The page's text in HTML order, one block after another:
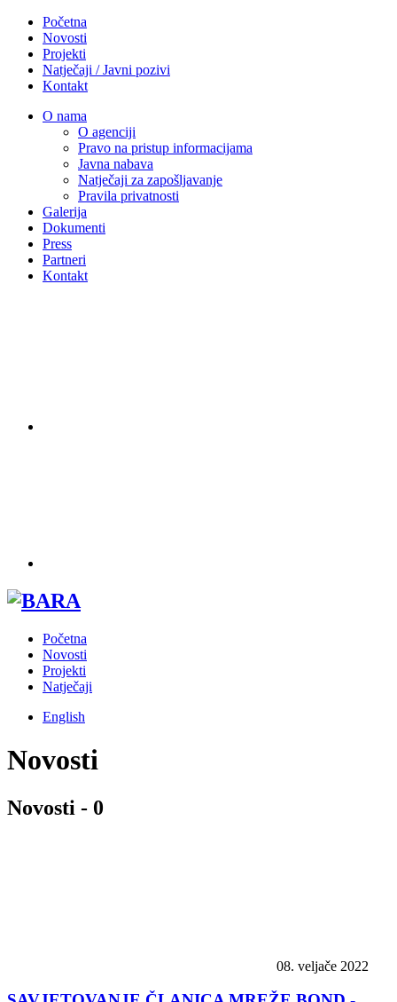
Početna
Novosti
Projekti
Natječaji / Javni pozivi
Kontakt
O nama
O agenciji
Pravo na pristup informacijama
Javna nabava
Natječaji za zapošljavanje
Pravila privatnosti
Galerija
Dokumenti
Press
Partneri
Kontakt
Početna
Novosti
Projekti
Natječaji
English
Novosti
Novosti - 0
08. veljače 2022